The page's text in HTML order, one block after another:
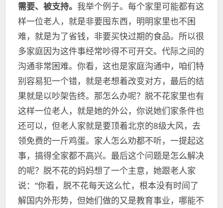
需要、被支持。 我举个例子。每个家里可能都有这
样一位老人，就是非要囤东西，明明家里也不困
难，就是为了省钱，非要买快过期的食品。所以很
多家庭因为这件事经常吵得不可开交。代际之间的
沟通非常困难。你看，这也是家庭沟通中，咱们特
别容易犯一个错，就是老想着改变对方，最后的结
果就是以吵架告终。那怎么办呢？脱不花家里也有
这样一位老人，就是她的外公，你说她们家条件也
还可以，但老人家就是要顶着北京的8级大风，去
领免费的一斤鸡蛋。家人怎么劝都不听，一提起这
事，搞得全家都不高兴。最后这个问题是怎么解决
的呢？脱不花的妈妈想了一个主意，她跟老人家
说：“你看，脱不花每天这么忙，根本没有时间了
解国内外形势，但她们做的又是教育事业，哪能不